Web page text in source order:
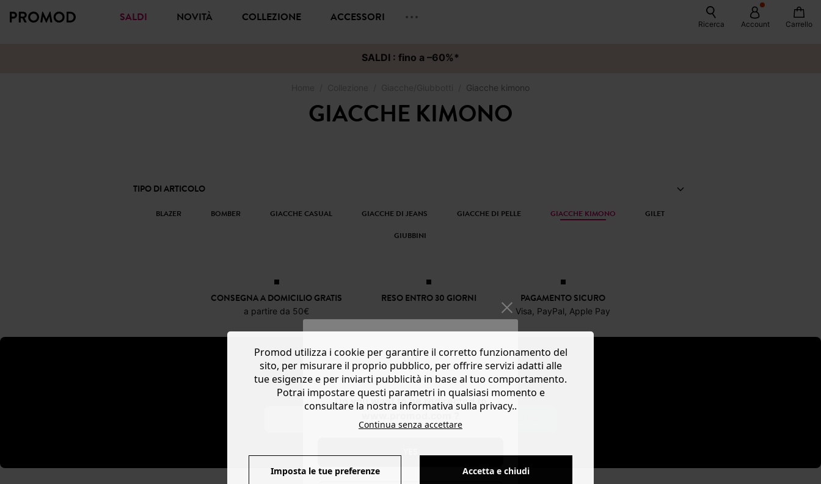
Do you want to be redirected to
SALDI NOVITÀ COLLEZIONE ACCESSORI Ricerca Account Carrello
SALDI : fino a –60%*
Giacche kimono
GIACCHE KIMONO
TIPO DI ARTICOLO
BLAZER BOMBER GIACCHE CASUAL GIACCHE DI JEANS GIACCHE DI PELLE GIACCHE KIMONO
GILET
GIUBBINI
CONSEGNA A DOMICILIO GRATIS
a partire da 50€
RESO ENTRO 30 GIORNI PAGAMENTO SICURO
Visa, PayPal, Apple Pay
NEWSLETTER
Ricevi notizie sulla moda e offerte promod
Promod utilizza i cookie per garantire il corretto funzionamento del
sito, per misurare il proprio pubblico, per offrire servizi adatti alle
tue esigenze e per inviarti pubblicità in base al tuo comportamento.
Potrai impostare questi parametri in qualsiasi momento e
consultare la nostra informativa sulla privacy..
Continua senza accettare
Imposta le tue preferenze Accetta e chiudi